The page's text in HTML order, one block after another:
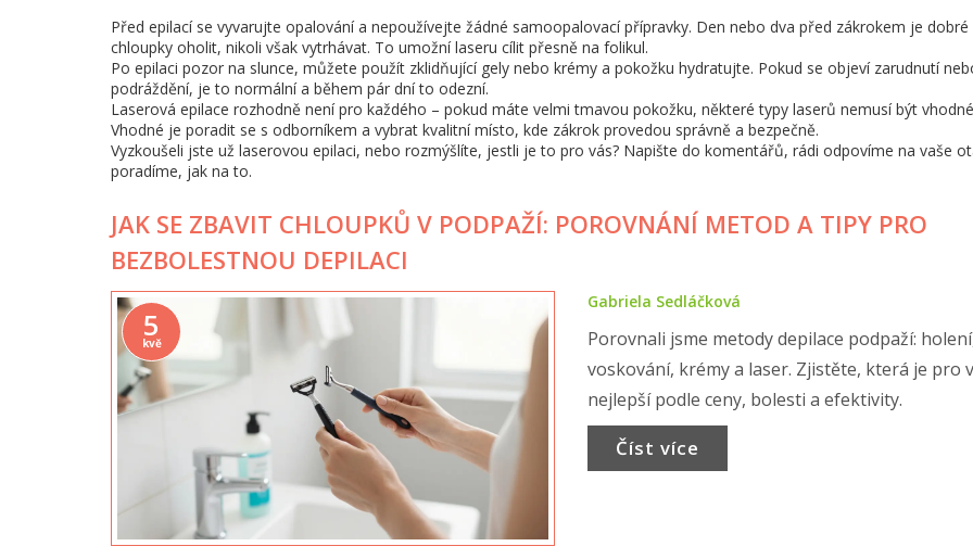
Před epilací se vyvarujte opalování a nepoužívejte žádné samoopalovací přípravky. Den nebo dva před zákrokem je dobré
chloupky oholit, nikoli však vytrhávat. To umožní laseru cílit přesně na folikul.
Po epilaci pozor na slunce, můžete použít zklidňující gely nebo krémy a pokožku hydratujte. Pokud se objeví zarudnutí
podráždění, je to normální a během pár dní to odezní.
Laserová epilace rozhodně není pro každého – pokud máte velmi tmavou pokožku, některé typy laserů nemusí být
Vhodné je poradit se s odborníkem a vybrat kvalitní místo, kde zákrok provedou správně a bezpečně.
Vyzkoušeli jste už laserovou epilaci, nebo rozmýšlíte, jestli je to pro vás? Napište do komentářů, rádi odpovíme na vaše
poradíme, jak na to.
JAK SE ZBAVIT CHLOUPKŮ V PODPAŽÍ: POROVNÁNÍ METOD A TIPY PRO
BEZBOLESTNOU DEPILACI
5
kvě
Gabriela Sedláčková
Porovnali jsme metody depilace podpaží:
voskování, krémy a laser. Zjistěte, která je pro
nejlepší podle ceny, bolesti a efektivity.
Číst více